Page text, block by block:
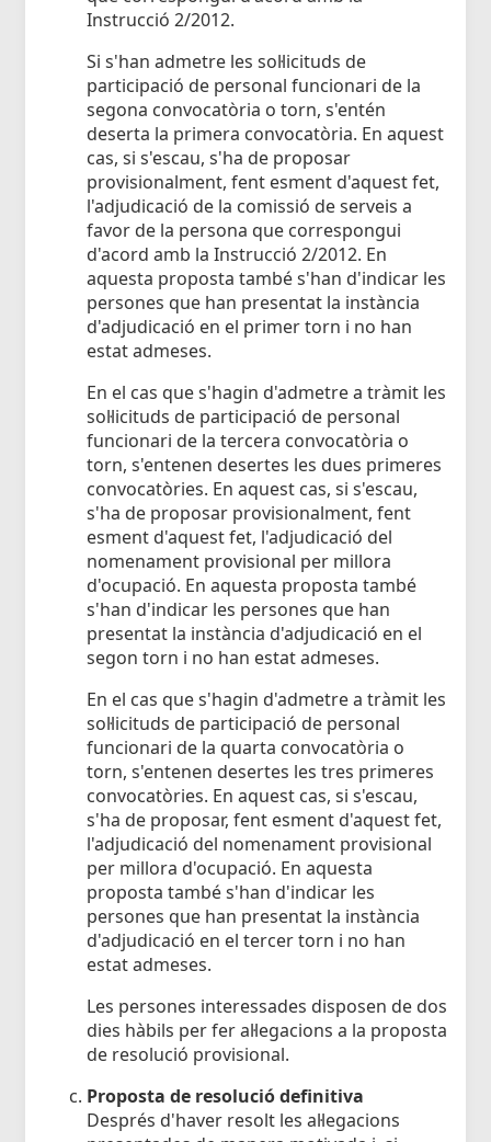
Instrucció 2/2012.
Si s'han admetre les sol·licituds de
participació de personal funcionari de la
segona convocatòria o torn, s'entén
deserta la primera convocatòria. En aquest
cas, si s'escau, s'ha de proposar
provisionalment, fent esment d'aquest fet,
l'adjudicació de la comissió de serveis a
favor de la persona que correspongui
d'acord amb la Instrucció 2/2012. En
aquesta proposta també s'han d'indicar les
persones que han presentat la instància
d'adjudicació en el primer torn i no han
estat admeses.
En el cas que s'hagin d'admetre a tràmit les
sol·licituds de participació de personal
funcionari de la tercera convocatòria o
torn, s'entenen desertes les dues primeres
convocatòries. En aquest cas, si s'escau,
s'ha de proposar provisionalment, fent
esment d'aquest fet, l'adjudicació del
nomenament provisional per millora
d'ocupació. En aquesta proposta també
s'han d'indicar les persones que han
presentat la instància d'adjudicació en el
segon torn i no han estat admeses.
En el cas que s'hagin d'admetre a tràmit les
sol·licituds de participació de personal
funcionari de la quarta convocatòria o
torn, s'entenen desertes les tres primeres
convocatòries. En aquest cas, si s'escau,
s'ha de proposar, fent esment d'aquest fet,
l'adjudicació del nomenament provisional
per millora d'ocupació. En aquesta
proposta també s'han d'indicar les
persones que han presentat la instància
d'adjudicació en el tercer torn i no han
estat admeses.
Les persones interessades disposen de dos
dies hàbils per fer al·legacions a la proposta
de resolució provisional.
Proposta de resolució definitiva
Després d'haver resolt les al·legacions